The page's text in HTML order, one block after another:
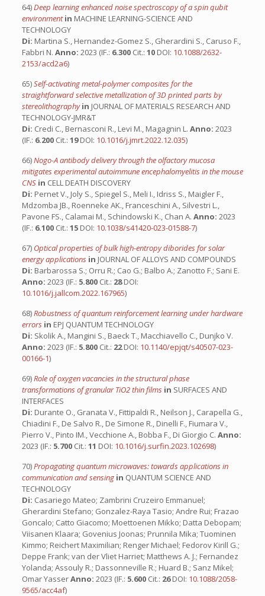
64)Deep learning enhanced noise spectroscopy of a spin qubit
environmentin MACHINE LEARNING-SCIENCE AND
TECHNOLOGY
Di: Martina S., Hernandez-Gomez S., Gherardini S., Caruso F.,
Fabbri N. Anno: 2023 (IF.: 6.300 Cit.: 10 DOI: 10.1088/2632-
2153/acd2a6)
65)Self-activating metal-polymer composites for the
straightforward selective metallization of 3D printed parts by
stereolithographyin JOURNAL OF MATERIALS RESEARCH AND
TECHNOLOGY-JMR&T
Di: Credi C., Bernasconi R., Levi M., Magagnin L. Anno: 2023
(IF.: 6.200 Cit.: 19DOI: 10.1016/j.jmrt.2022.12.035)
66)Nogo-A antibody delivery through the olfactory mucosa
mitigates experimental autoimmune encephalomyelitis in the mouse
CNS in CELL DEATH DISCOVERY
Di: Pernet V., Joly S., Spiegel S., Meli I., Idriss S., Maigler F.,
Mdzomba JB., Roenneke AK., Franceschini A., Silvestri L.,
Pavone FS., Calamai M., Schindowski K., Chan A. Anno: 2023
(IF.: 6.100 Cit.: 15 DOI: 10.1038/s41420-023-01588-7)
67) Optical properties of bulk high-entropy diborides for solar
energy applications in JOURNAL OF ALLOYS AND COMPOUNDS
Di: Barbarossa S.; Orru R.; Cao G.; Balbo A.; Zanotto F.; Sani E.
Anno: 2023 (IF.: 5.800 Cit.: 28DOI:
10.1016/j.jallcom.2022.167965)
68)Robustness of quantum reinforcement learning under hardware
errors in EPJ QUANTUM TECHNOLOGY
Di: Skolik A., Mangini S., Baeck T., Macchiavello C., Dunjko V.
Anno: 2023 (IF.: 5.800 Cit.: 22DOI: 10.1140/epjqt/s40507-023-
00166-1)
69)Role of oxygen vacancies in the structural phase
transformations of granular TiO2 thin films in SURFACES AND
INTERFACES
Di: Durante O., Granata V., Fittipaldi R., Neilson J., Carapella G.,
Chiadini F., De Salvo R., De Simone R., Dinelli F., Fiumara V.,
Pierro V., Pinto IM., Vecchione A., Bobba F., Di Giorgio C. Anno:
2023 (IF.: 5.700 Cit.: 11 DOI: 10.1016/j.surfin.2023.102698)
70)Propagating quantum microwaves: towards applications in
communication and sensing in QUANTUM SCIENCE AND
TECHNOLOGY
Di: Casariego Mateo; Zambrini Cruzeiro Emmanuel;
Gherardini Stefano; Gonzalez-Raya Tasio; Andre Rui; Frazao
Goncalo; Catto Giacomo; Moettoenen Mikko; Datta Debopam;
Viisanen Klaara; Govenius Joonas; Prunnila Mika; Tuominen
Kimmo; Reichert Maximilian; Renger Michael; Fedorov Kirill G.;
Deppe Frank; van der Vliet Harriet; Matthews A. J.; Fernandez
Yolanda; Assouly R.; Dassonneville R.; Huard B.; Sanz Mikel;
Omar YasserAnno: 2023 (IF.: 5.600 Cit.: 26DOI: 10.1088/2058-
9565/acc4af)